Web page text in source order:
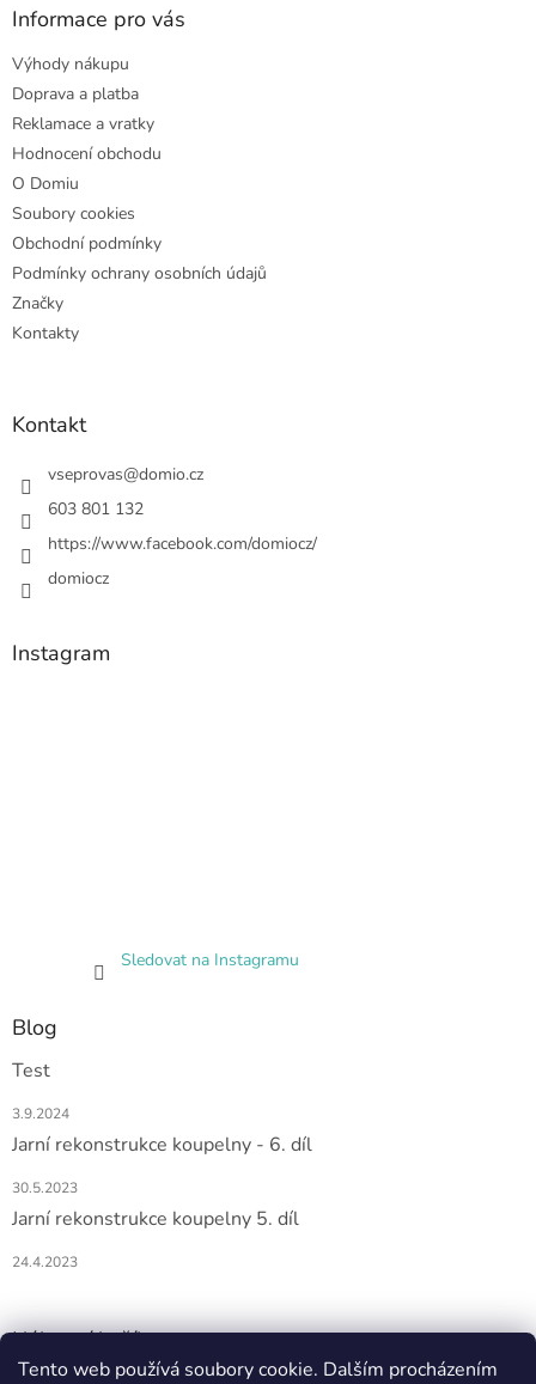
Tento web používá soubory cookie. Dalším procházením
Informace pro vás
Výhody nákupu
Doprava a platba
Reklamace a vratky
Hodnocení obchodu
O Domiu
Soubory cookies
Obchodní podmínky
Podmínky ochrany osobních údajů
Značky
Kontakty
Kontakt
vseprovas@domio.cz
603 801 132
https://www.facebook.com/domiocz/
domiocz
Instagram
Sledovat na Instagramu
Blog
Test
3.9.2024
Jarní rekonstrukce koupelny - 6. díl
30.5.2023
Jarní rekonstrukce koupelny 5. díl
24.4.2023
Nákupní košík